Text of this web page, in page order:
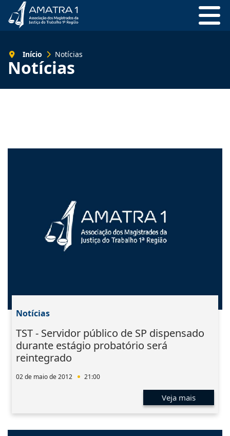
Notícias
Início Notícias
Notícias
TST - Servidor público de SP dispensado
durante estágio probatório será
reintegrado
02 de maio de 2012 21:00
Veja mais